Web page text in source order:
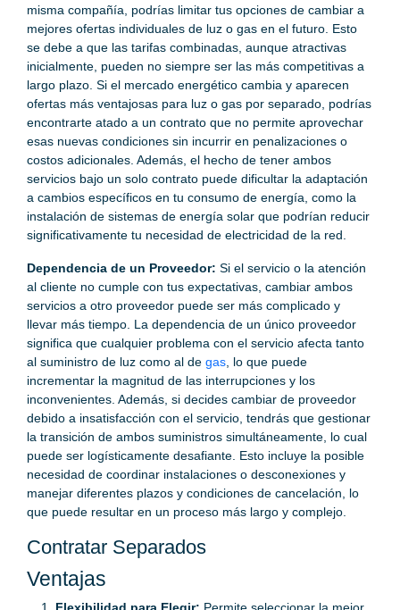
misma compañía, podrías limitar tus opciones de cambiar a
mejores ofertas individuales de luz o gas en el futuro. Esto
se debe a que las tarifas combinadas, aunque atractivas
inicialmente, pueden no siempre ser las más competitivas a
largo plazo. Si el mercado energético cambia y aparecen
ofertas más ventajosas para luz o gas por separado, podrías
encontrarte atado a un contrato que no permite aprovechar
esas nuevas condiciones sin incurrir en penalizaciones o
costos adicionales. Además, el hecho de tener ambos
servicios bajo un solo contrato puede dificultar la adaptación
a cambios específicos en tu consumo de energía, como la
instalación de sistemas de energía solar que podrían reducir
significativamente tu necesidad de electricidad de la red.
Dependencia de un Proveedor: Si el servicio o la atención
al cliente no cumple con tus expectativas, cambiar ambos
servicios a otro proveedor puede ser más complicado y
llevar más tiempo. La dependencia de un único proveedor
significa que cualquier problema con el servicio afecta tanto
al suministro de luz como al de gas , lo que puede
incrementar la magnitud de las interrupciones y los
inconvenientes. Además, si decides cambiar de proveedor
debido a insatisfacción con el servicio, tendrás que gestionar
la transición de ambos suministros simultáneamente, lo cual
puede ser logísticamente desafiante. Esto incluye la posible
necesidad de coordinar instalaciones o desconexiones y
manejar diferentes plazos y condiciones de cancelación, lo
que puede resultar en un proceso más largo y complejo.
Contratar Separados
Ventajas